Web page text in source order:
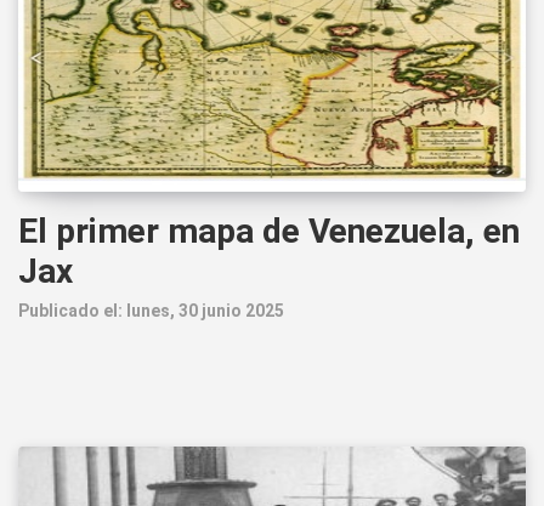
El primer mapa de Venezuela, en
Jax
Publicado el: lunes, 30 junio 2025